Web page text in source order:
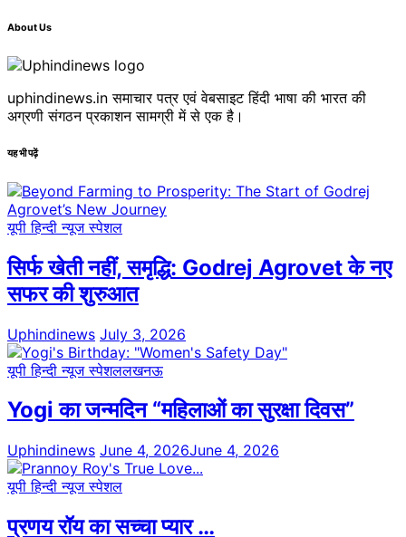
About Us
uphindinews.in समाचार पत्र एवं वेबसाइट हिंदी भाषा की भारत की
अग्रणी संगठन प्रकाशन सामग्री में से एक है।
यह भी पढ़ें
यूपी हिन्दी न्यूज स्पेशल
सिर्फ खेती नहीं, समृद्धि: Godrej Agrovet के नए
सफर की शुरुआत
Uphindinews July 3, 2026
यूपी हिन्दी न्यूज स्पेशललखनऊ
Yogi का जन्मदिन “महिलाओं का सुरक्षा दिवस”
Uphindinews June 4, 2026June 4, 2026
यूपी हिन्दी न्यूज स्पेशल
प्रणय रॉय का सच्चा प्यार …